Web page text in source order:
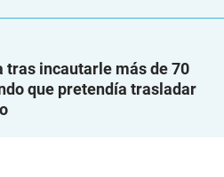
tras incautarle más de 70
que pretendía trasladar